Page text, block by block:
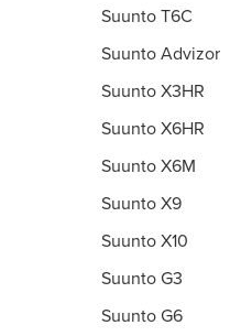
Suunto T6C
Suunto Advizor
Suunto X3HR
Suunto X6HR
Suunto X6M
Suunto X9
Suunto X10
Suunto G3
Suunto G6